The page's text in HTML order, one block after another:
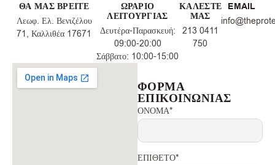
ΘΑ ΜΑΣ ΒΡΕΙΤΕ
Λεωφ. Ελ. Βενιζέλου
71, Καλλιθέα 17671
ΩΡΑΡΙΟ
ΛΕΙΤΟΥΡΓΙΑΣ
Δευτέρα-Παρασκευή:
09:00-20:00
Σάββατο: 10:00-15:00
ΚΑΛΕΣΤΕ
ΜΑΣ
213 0411
750
EMAIL
ΦΟΡΜΑ
ΕΠΙΚΟΙΝΩΝΙΑΣ
ΟΝΟΜΑ*
ΕΠΙΘΕΤΟ*